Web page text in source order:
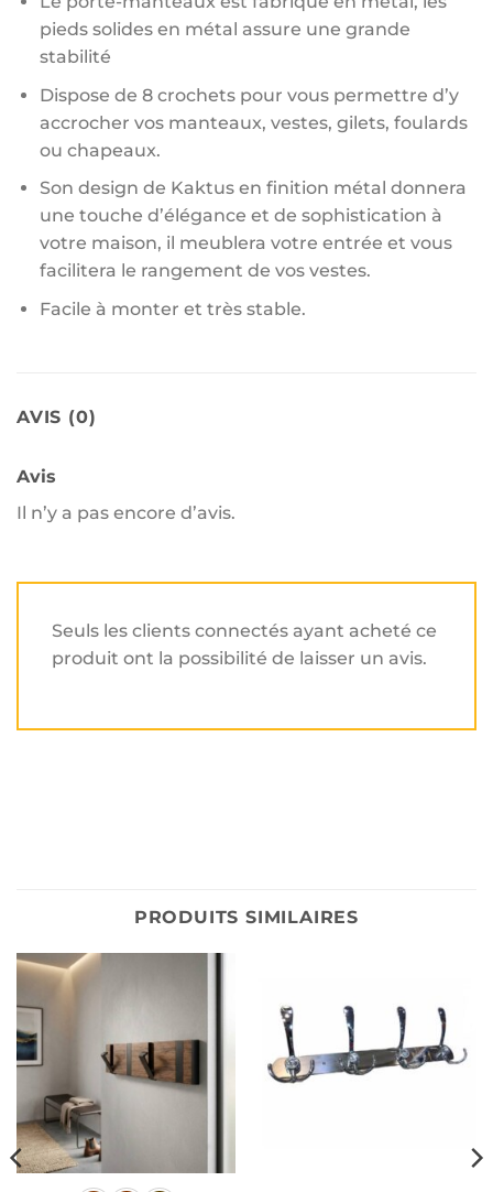
pieds solides en métal assure une grande
stabilité
Dispose de 8 crochets pour vous permettre d’y
accrocher vos manteaux, vestes, gilets, foulards
ou chapeaux.
Son design de Kaktus en finition métal donnera
une touche d’élégance et de sophistication à
votre maison, il meublera votre entrée et vous
facilitera le rangement de vos vestes.
Facile à monter et très stable.
AVIS (0)
Avis
Il n’y a pas encore d’avis.
Seuls les clients connectés ayant acheté ce
produit ont la possibilité de laisser un avis.
PRODUITS SIMILAIRES